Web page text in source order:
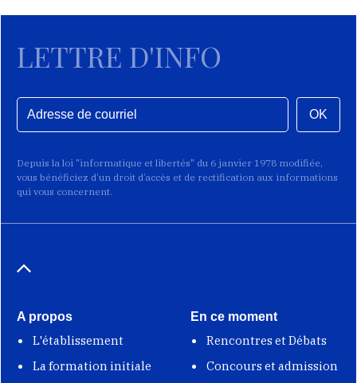
LETTRE D'INFO
OK
Depuis la loi "informatique et libertés" du 6 janvier 1978 modifiée,
vous bénéficiez d’un droit d’accès et de rectification aux informations
qui vous concernent.
A propos
L'établissement
La formation initiale
En ce moment
Rencontres et Débats
Concours et admission